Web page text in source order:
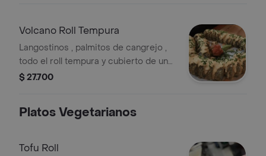
Volcano Roll Tempura
Langostinos , palmitos de cangrejo ,
todo el roll tempura y cubierto de un
delicioso tartar de camarón con
$ 27.700
Platos Vegetarianos
Tofu Roll